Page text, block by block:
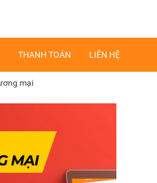
THANH TOÁN LIÊN HỆ
mại